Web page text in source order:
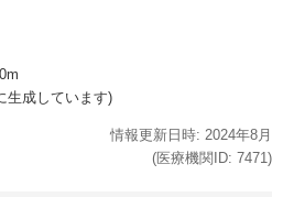
生成しています)
情報更新日時: 2024年8月
(医療機関ID: 7471)